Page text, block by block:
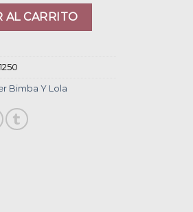
cantidad
AL CARRITO
Bimba Y Lola